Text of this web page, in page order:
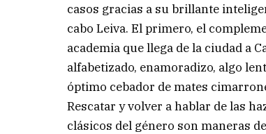
casos gracias a su brillante
cabo Leiva. El primero, el
academia que llega de la ciudad a
alfabetizado, enamoradizo, algo
óptimo cebador de mates
Rescatar y volver a hablar de las
clásicos del género son maneras